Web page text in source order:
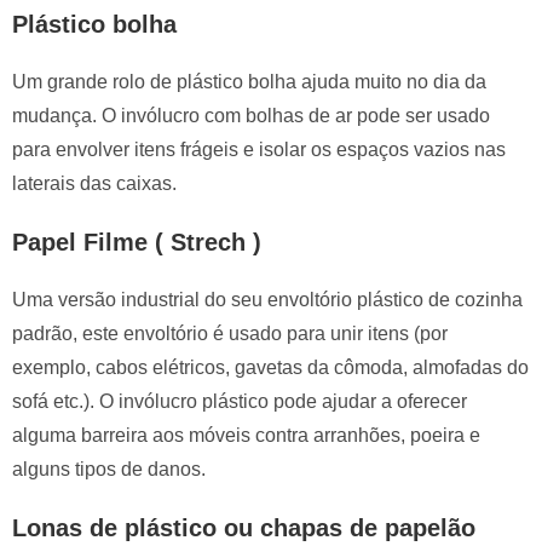
Plástico bolha
Um grande rolo de plástico bolha ajuda muito no dia da
mudança. O invólucro com bolhas de ar pode ser usado
para envolver itens frágeis e isolar os espaços vazios nas
laterais das caixas.
Papel Filme ( Strech )
Uma versão industrial do seu envoltório plástico de cozinha
padrão, este envoltório é usado para unir itens (por
exemplo, cabos elétricos, gavetas da cômoda, almofadas do
sofá etc.). O invólucro plástico pode ajudar a oferecer
alguma barreira aos móveis contra arranhões, poeira e
alguns tipos de danos.
Lonas de plástico ou chapas de papelão